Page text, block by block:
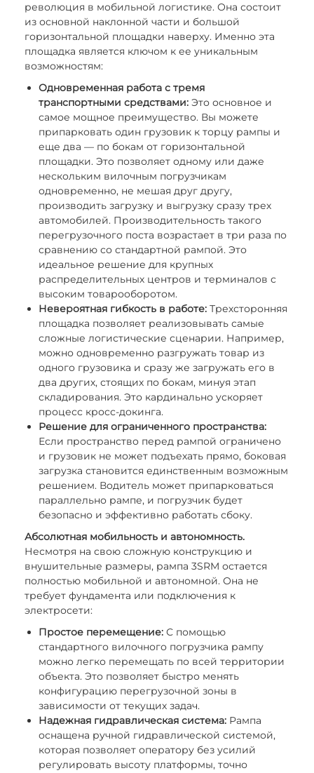
революция в мобильной логистике. Она состоит
из основной наклонной части и большой
горизонтальной площадки наверху. Именно эта
площадка является ключом к ее уникальным
возможностям:
Одновременная работа с тремя
транспортными средствами: Это основное и
самое мощное преимущество. Вы можете
припарковать один грузовик к торцу рампы и
еще два — по бокам от горизонтальной
площадки. Это позволяет одному или даже
нескольким вилочным погрузчикам
одновременно, не мешая друг другу,
производить загрузку и выгрузку сразу трех
автомобилей. Производительность такого
перегрузочного поста возрастает в три раза по
сравнению со стандартной рампой. Это
идеальное решение для крупных
распределительных центров и терминалов с
высоким товарооборотом.
Невероятная гибкость в работе: Трехсторонняя
площадка позволяет реализовывать самые
сложные логистические сценарии. Например,
можно одновременно разгружать товар из
одного грузовика и сразу же загружать его в
два других, стоящих по бокам, минуя этап
складирования. Это кардинально ускоряет
процесс кросс-докинга.
Решение для ограниченного пространства:
Если пространство перед рампой ограничено
и грузовик не может подъехать прямо, боковая
загрузка становится единственным возможным
решением. Водитель может припарковаться
параллельно рампе, и погрузчик будет
безопасно и эффективно работать сбоку.
Абсолютная мобильность и автономность.
Несмотря на свою сложную конструкцию и
внушительные размеры, рампа 3SRM остается
полностью мобильной и автономной. Она не
требует фундамента или подключения к
электросети:
Простое перемещение: С помощью
стандартного вилочного погрузчика рампу
можно легко перемещать по всей территории
объекта. Это позволяет быстро менять
конфигурацию перегрузочной зоны в
зависимости от текущих задач.
Надежная гидравлическая система: Рампа
оснащена ручной гидравлической системой,
которая позволяет оператору без усилий
регулировать высоту платформы, точно